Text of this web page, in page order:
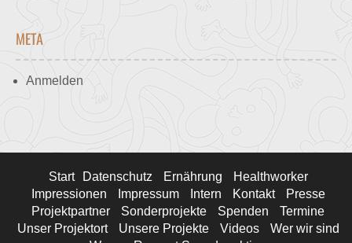
META
Anmelden
Start Datenschutz Ernährung
Healthworker
Impressionen
Impressum Intern Kontakt
Presse
Projektpartner
Sonderprojekte Spenden
Termine
Unser Projektort
Unsere Projekte Videos
Wer wir sind